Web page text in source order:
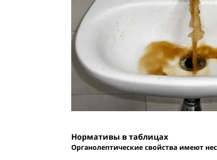
Нормативы в таблицах
Органолептические свойства имеют